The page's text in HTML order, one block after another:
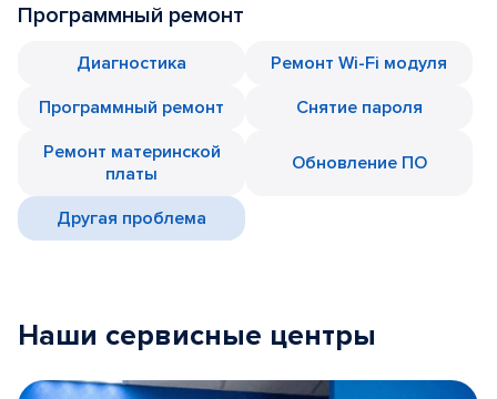
Программный ремонт
Диагностика
Ремонт Wi-Fi модуля
Программный ремонт
Снятие пароля
Ремонт материнской
платы
Обновление ПО
Другая проблема
Наши сервисные центры